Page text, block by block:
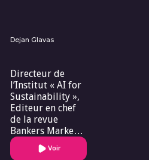
Dejan Glavas
Directeur de
l’Institut « AI for
Sustainability »,
Editeur en chef
de la revue
Bankers Markets
& Investors et
Professeur à
Voir